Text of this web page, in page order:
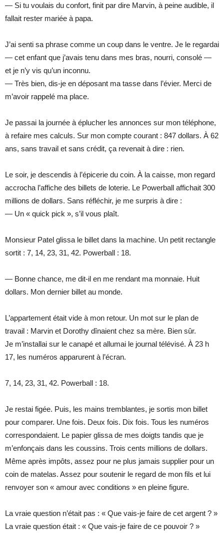
— Si tu voulais du confort, finit par dire Marvin, à peine audible, il
fallait rester mariée à papa.
J’ai senti sa phrase comme un coup dans le ventre. Je le regardai
— cet enfant que j’avais tenu dans mes bras, nourri, consolé —
et je n’y vis qu’un inconnu.
— Très bien, dis-je en déposant ma tasse dans l’évier. Merci de
m’avoir rappelé ma place.
Je passai la journée à éplucher les annonces sur mon téléphone,
à refaire mes calculs. Sur mon compte courant : 847 dollars. À 62
ans, sans travail et sans crédit, ça revenait à dire : rien.
Le soir, je descendis à l’épicerie du coin. À la caisse, mon regard
accrocha l’affiche des billets de loterie. Le Powerball affichait 300
millions de dollars. Sans réfléchir, je me surpris à dire :
— Un « quick pick », s’il vous plaît.
Monsieur Patel glissa le billet dans la machine. Un petit rectangle
sortit : 7, 14, 23, 31, 42. Powerball : 18.
— Bonne chance, me dit-il en me rendant ma monnaie. Huit
dollars. Mon dernier billet au monde.
L’appartement était vide à mon retour. Un mot sur le plan de
travail : Marvin et Dorothy dînaient chez sa mère. Bien sûr.
Je m’installai sur le canapé et allumai le journal télévisé. À 23 h
17, les numéros apparurent à l’écran.
7, 14, 23, 31, 42. Powerball : 18.
Je restai figée. Puis, les mains tremblantes, je sortis mon billet
pour comparer. Une fois. Deux fois. Dix fois. Tous les numéros
correspondaient. Le papier glissa de mes doigts tandis que je
m’enfonçais dans les coussins. Trois cents millions de dollars.
Même après impôts, assez pour ne plus jamais supplier pour un
coin de matelas. Assez pour soutenir le regard de mon fils et lui
renvoyer son « amour avec conditions » en pleine figure.
La vraie question n’était pas : « Que vais-je faire de cet argent ? »
La vraie question était : « Que vais-je faire de ce pouvoir ? »